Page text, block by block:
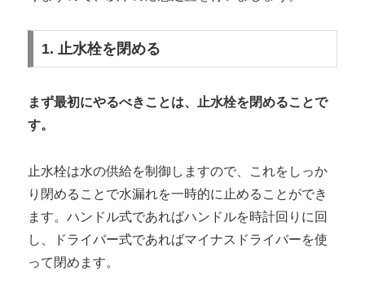
1. 止水栓を閉める
まず最初にやるべきことは、止水栓を閉めることで
す。
止水栓は水の供給を制御しますので、これをしっか
り閉めることで水漏れを一時的に止めることができ
ます。ハンドル式であればハンドルを時計回りに回
し、ドライバー式であればマイナスドライバーを使
って閉めます。